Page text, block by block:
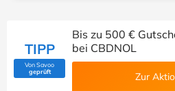
TIPP
Von Savoo
geprüft(Von Savoo geprüft)
Bis zu 500 €
bei CBDNOL
Zur